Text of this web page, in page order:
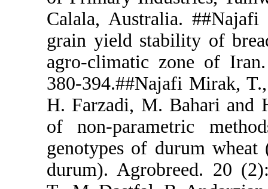
Calala,
grain yield
agro-
380-
H. Farzadi,
of non-
genotypes
durum).